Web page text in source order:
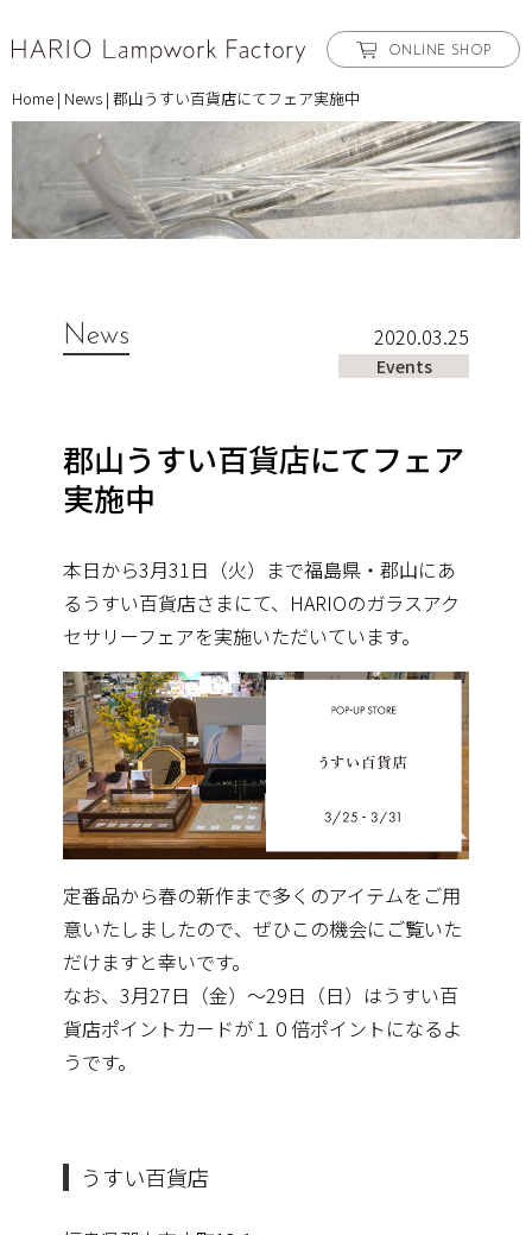
ONLINE SHOP
Home | News | 郡山うすい百貨店にてフェア実施中
News 2020.03.25
Events
郡山うすい百貨店にてフェア
実施中
本日から3月31日（火）まで福島県・ 郡山にあ
るうすい百貨店さまにて、 HARIOのガラスアク
セサリーフェアを実施いただいています。
定番品から春の新作まで多くのアイテムをご用
意いたしましたので、ぜひこの機会にご覧いた
だけますと幸いです。
なお、3月27日（金）～29日（日） はうすい百
貨店ポイントカードが１０倍ポイントになるよ
うです。
うすい百貨店